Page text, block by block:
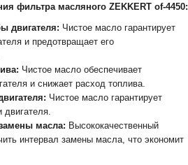
фильтра масляного ZEKKERT of-4450:
двигателя: Чистое масло гарантирует
и предотвращает его
Чистое масло обеспечивает
и снижает расход топлива.
Чистое масло гарантирует
масла: Высококачественный
интервал замены масла, что экономит